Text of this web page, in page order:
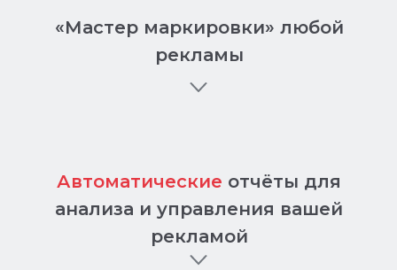
«Мастер маркировки» любой
рекламы
Маркировка
Автоматические отчёты для
анализа и управления вашей
рекламой
Отчеты
Попробовать бесплатно